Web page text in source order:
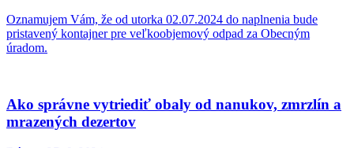
Oznamujem Vám, že od utorka 02.07.2024 do naplnenia bude
pristavený kontajner pre veľkoobjemový odpad za Obecným
úradom.
Ako správne vytriediť obaly od nanukov, zmrzlín a
mrazených dezertov